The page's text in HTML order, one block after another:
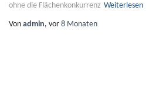
ohne die Flächenkonkurrenz Weiterlesen
Von admin, vor 8 Monaten